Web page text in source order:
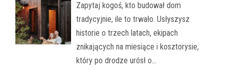
Zapytaj kogoś, kto budował dom
tradycyjnie, ile to trwało. Usłyszysz
historie o trzech latach, ekipach
znikających na miesiące i kosztorysie,
który po drodze urósł o…